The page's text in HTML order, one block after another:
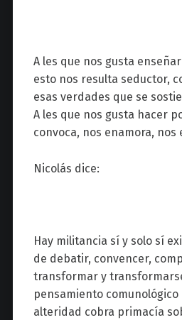
A les que nos gusta
esto nos resulta seductor,
esas verdades que se
A les que nos gusta hacer
convoca, nos enamora, nos
Nicolás dice:
Hay militancia sí y solo sí
de debatir, convencer,
transformar y
pensamiento
alteridad cobra primacía